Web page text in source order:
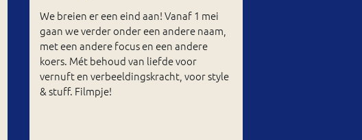
We breien er een eind aan! Vanaf 1 mei
gaan we verder onder een andere naam,
met een andere focus en een andere
koers. Mét behoud van liefde voor
vernuft en verbeeldingskracht, voor style
& stuff. Filmpje!